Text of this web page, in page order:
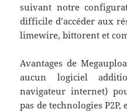
suivant notre
difficile d’accéder aux
limewire, bittorent et
Avantages de
aucun logiciel
navigateur internet)
pas de technologies